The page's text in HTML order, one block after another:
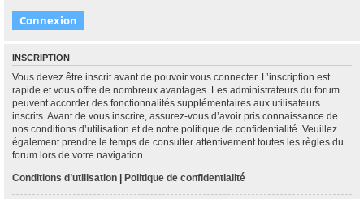
INSCRIPTION
Vous devez être inscrit avant de pouvoir vous connecter. L’inscription est
rapide et vous offre de nombreux avantages. Les administrateurs du forum
peuvent accorder des fonctionnalités supplémentaires aux utilisateurs
inscrits. Avant de vous inscrire, assurez-vous d’avoir pris connaissance de
nos conditions d’utilisation et de notre politique de confidentialité. Veuillez
également prendre le temps de consulter attentivement toutes les règles du
forum lors de votre navigation.
Conditions d’utilisation | Politique de confidentialité